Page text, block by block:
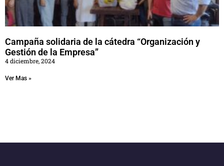
Campaña solidaria de la cátedra “Organización y
Gestión de la Empresa”
4 diciembre, 2024
Ver Mas »